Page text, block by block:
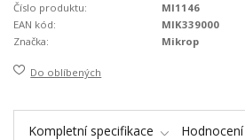
Číslo produktu:
MI1146
EAN kód:
MIK339000
Značka:
Mikrop
Do oblíbených
Kompletní specifikace Hodnocení